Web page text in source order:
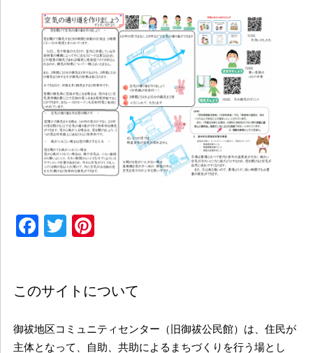
Facebook
Twitter
このサイトについて
御祓地区コミュニティセンター（旧御祓公民館）は、住民が
主体となって、自助、共助によるまちづくりを行う場とし